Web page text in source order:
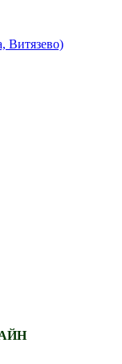
Витязево)